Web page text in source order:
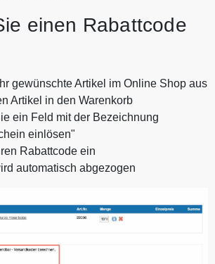
einen Rabattcode
gewünschte Artikel im Online Shop aus
Artikel in den Warenkorb
ein Feld mit der Bezeichnung
einlösen"
Rabattcode ein
automatisch abgezogen